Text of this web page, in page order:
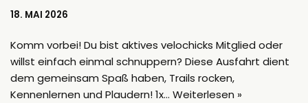
18. MAI 2026
Komm vorbei! Du bist aktives velochicks Mitglied oder
willst einfach einmal schnuppern? Diese Ausfahrt dient
dem gemeinsam Spaß haben, Trails rocken,
Kennenlernen und Plaudern! 1x… Weiterlesen »